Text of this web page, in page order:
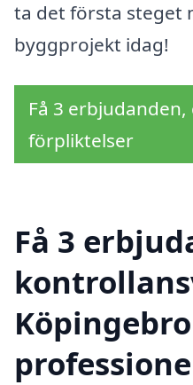
ta det första steget
byggprojekt idag!
Få 3
förpliktelser
Få 3